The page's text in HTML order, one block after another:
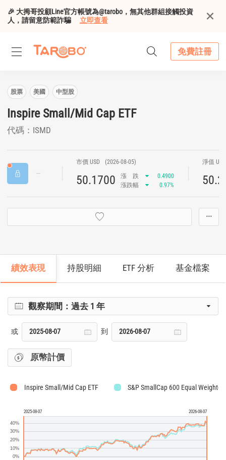
🎉 大拇哥投顧Line官方帳號為@tarobo，無其他群組接觸投資
人，請留意防範詐騙
立即查看
免費註冊
股票 美國 中型股
Inspire Small/Mid Cap ETF
代碼：ISMD
市價 USD (2026-08-05)
50.1700 漲 跌
0.4900
漲跌幅
0.97%
淨值
···
績效表現 持股明細 ETF 分析 基金檔案
觀察期間：過去 1 年
或 到
原幣計價
Inspire Small/Mid Cap ETF S&P SmallCap 600 Equal Weighted
2025-08-07 2026-08-07
0%
10%
20%
30%
40%